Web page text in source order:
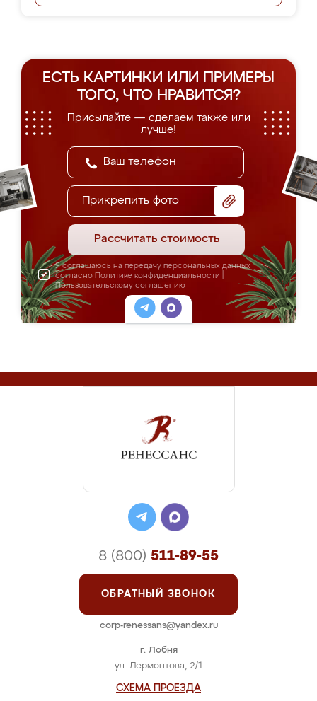
ЕСТЬ КАРТИНКИ ИЛИ ПРИМЕРЫ
ТОГО, ЧТО НРАВИТСЯ?
Присылайте — сделаем также или
лучше!
Прикрепить фото
Рассчитать стоимость
Я соглашаюсь на передачу персональных данных
согласно Политике конфиденциальности
Пользовательскому соглашению
г. Лобня
ул. Лермонтова, 2/1
СХЕМА ПРОЕЗДА
8 (800) 511-89-55
ОБРАТНЫЙ ЗВОНОК
corp-renessans@yandex.ru